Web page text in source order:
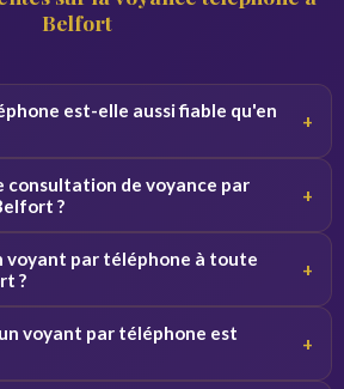
Belfort
est-elle aussi fiable qu'en
+
se concentre sur votre voix et
consultation de voyance par
?
+
minutes sont souvent offertes
voyant par téléphone à toute
?
+
comme de nuit depuis Belfort et
voyant par téléphone est
+